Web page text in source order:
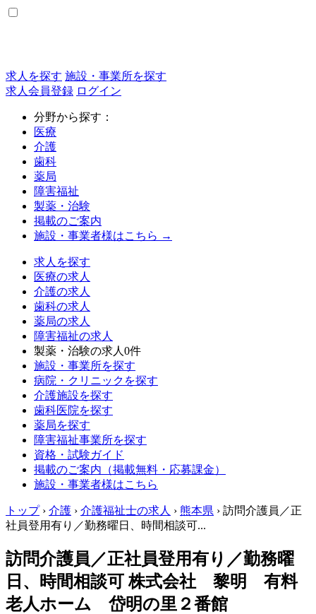
求人を探す 施設・事業所を探す
求人会員登録 ログイン
分野から探す：
医療
介護
歯科
薬局
障害福祉
製薬・治験
掲載のご案内
施設・事業者様はこちら →
求人を探す
医療の求人
介護の求人
歯科の求人
薬局の求人
障害福祉の求人
製薬・治験の求人 0件
施設・事業所を探す
病院・クリニックを探す
介護施設を探す
歯科医院を探す
薬局を探す
障害福祉事業所を探す
資格・試験ガイド
掲載のご案内（掲載無料・応募課金）
施設・事業者様はこちら
トップ › 介護 › 介護福祉士の求人 › 熊本県 › 訪問介護員／正
社員登用有り／勤務曜日、時間相談可...
訪問介護員／正社員登用有り／勤務曜
日、時間相談可 株式会社 黎明 有料
老人ホーム 岱明の里２番館